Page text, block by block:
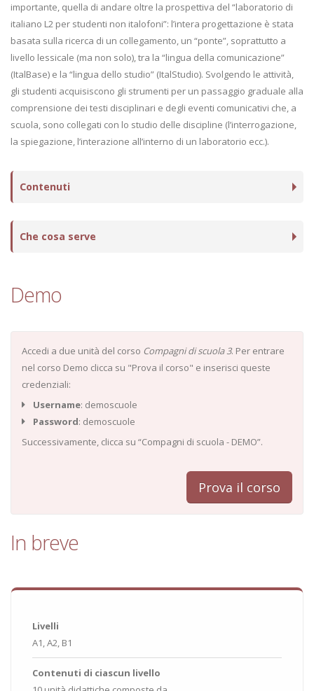
importante, quella di andare oltre la prospettiva del “laboratorio di
italiano L2 per studenti non italofoni”: l’intera progettazione è stata
basata sulla ricerca di un collegamento, un “ponte”, soprattutto a
livello lessicale (ma non solo), tra la “lingua della comunicazione”
(ItalBase) e la “lingua dello studio” (ItalStudio). Svolgendo le attività,
gli studenti acquisiscono gli strumenti per un passaggio graduale alla
comprensione dei testi disciplinari e degli eventi comunicativi che, a
scuola, sono collegati con lo studio delle discipline (l’interrogazione,
la spiegazione, l’interazione all’interno di un laboratorio ecc.).
Contenuti
Che cosa serve
Demo
Accedi a due unità del corso Compagni di scuola 3. Per entrare
nel corso Demo clicca su "Prova il corso" e inserisci queste
credenziali:
Username: demoscuole
Password: demoscuole
Successivamente, clicca su “Compagni di scuola - DEMO”.
Prova il corso
In breve
Livelli
A1, A2, B1
Contenuti di ciascun livello